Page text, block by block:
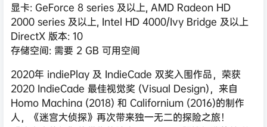
显卡: GeForce 8 series 及以上, AMD Radeon HD
2000 series 及以上, Intel HD 4000/Ivy Bridge 及以上
DirectX 版本: 10
存储空间: 需要 2 GB 可用空间
2020年 indiePlay 及 IndieCade 双奖入围作品，荣获
2020 IndieCade 最佳视觉奖 (Visual Design)，来自
Homo Machina (2018) 和 Californium (2016)的制作
人，《迷宫大侦探》再次带来独一无二的探险之旅！